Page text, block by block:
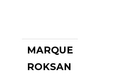
MARQUE
ROKSAN